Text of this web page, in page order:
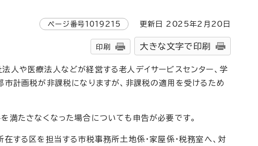
ページ番号1019215 更新日 2025年2月 20 日
印刷 大きな文字で印刷
人や医療法人などが経営する老人デイサービスセンター、学
市計画税が非課税になりますが、非課税の適用を受けるため
満たさなくなった場合についても申告が必要です。
する区を担当する市税事務所土地係・家屋係・税務室へ、対